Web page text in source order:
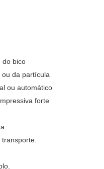
do bico
da partícula
ou automático
forte